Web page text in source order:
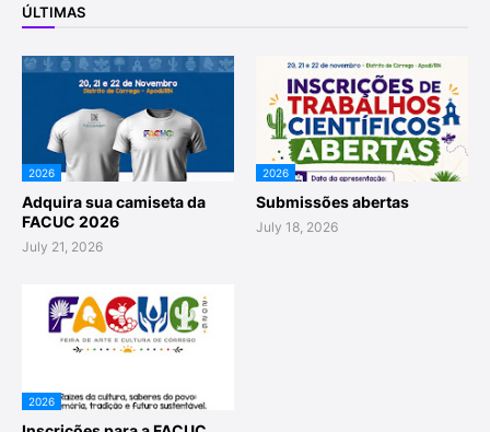
ÚLTIMAS
2026
Adquira sua camiseta da
FACUC 2026
July 21, 2026
2026
Submissões abertas
July 18, 2026
2026